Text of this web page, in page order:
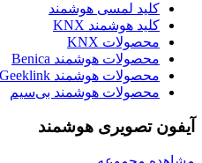
کلید لمسی هوشمند
کلید هوشمند KNX
محصولات KNX
محصولات هوشمند Benica
محصولات هوشمند Geeklink
محصولات هوشمند بی‌سیم
آیفون تصویری هوشمند